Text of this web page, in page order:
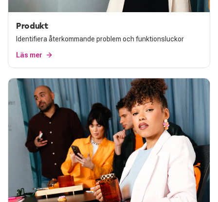
Produkt
Identifiera återkommande problem och funktionsluckor
Läs mer